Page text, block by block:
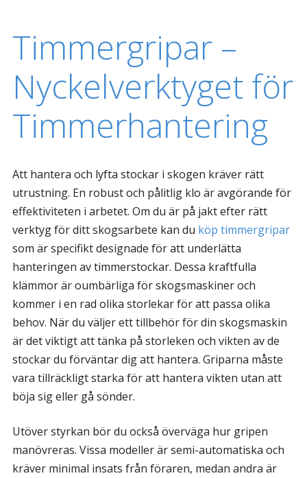
Timmergripar –
Nyckelverktyget för
Timmerhantering
Att hantera och lyfta stockar i skogen kräver rätt
utrustning. En robust och pålitlig klo är avgörande för
effektiviteten i arbetet. Om du är på jakt efter rätt
verktyg för ditt skogsarbete kan du köp timmergripar
som är specifikt designade för att underlätta
hanteringen av timmerstockar. Dessa kraftfulla
klämmor är oumbärliga för skogsmaskiner och
kommer i en rad olika storlekar för att passa olika
behov. När du väljer ett tillbehör för din skogsmaskin
är det viktigt att tänka på storleken och vikten av de
stockar du förväntar dig att hantera. Griparna måste
vara tillräckligt starka för att hantera vikten utan att
böja sig eller gå sönder.
Utöver styrkan bör du också överväga hur gripen
manövreras. Vissa modeller är semi-automatiska och
kräver minimal insats från föraren, medan andra är